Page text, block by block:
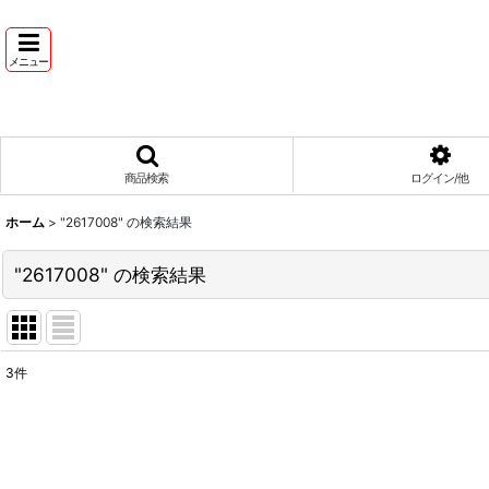
メニュー
商品検索 ログイン/他
ホーム > "2617008" の検索結果
"2617008" の検索結果
3件